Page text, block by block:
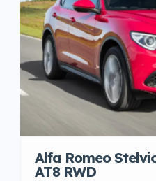
Alfa Romeo
AT8 RWD